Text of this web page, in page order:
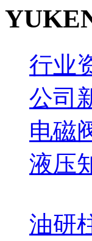
行业
公司
电磁
液压
油研